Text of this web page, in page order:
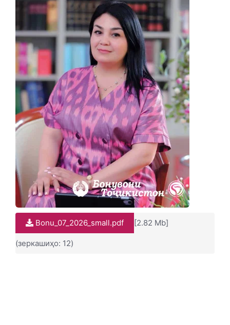
Bonu_07_2026_small.pdf [2.82 Mb]
(зеркашиҳо: 12)